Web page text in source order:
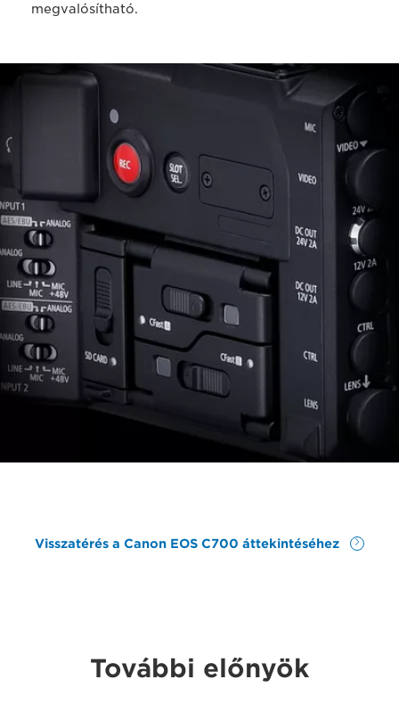
megvalósítható.
Visszatérés a Canon EOS C700 áttekintéséhez
További előnyök